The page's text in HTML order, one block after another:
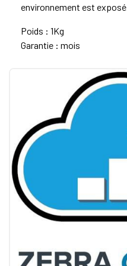
environnement est exposé.
Poids : 1Kg
Garantie : mois